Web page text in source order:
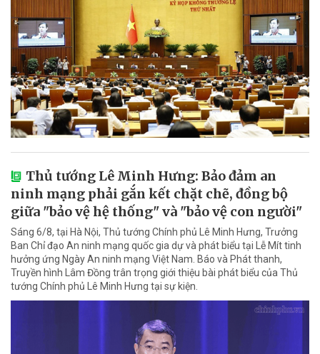
Thủ tướng Lê Minh Hưng: Bảo đảm an
ninh mạng phải gắn kết chặt chẽ, đồng bộ
giữa "bảo vệ hệ thống" và "bảo vệ con người"
Sáng 6/8, tại Hà Nội, Thủ tướng Chính phủ Lê Minh Hưng, Trưởng
Ban Chỉ đạo An ninh mạng quốc gia dự và phát biểu tại Lễ Mít tinh
hưởng ứng Ngày An ninh mạng Việt Nam. Báo và Phát thanh,
Truyền hình Lâm Đồng trân trọng giới thiệu bài phát biểu của Thủ
tướng Chính phủ Lê Minh Hưng tại sự kiện.